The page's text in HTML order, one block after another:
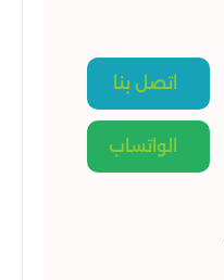
اتصل بنا
الواتساب